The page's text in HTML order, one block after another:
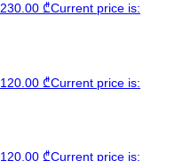
230.00 ₾Current price is:
120.00 ₾Current price is:
120.00 ₾Current price is: